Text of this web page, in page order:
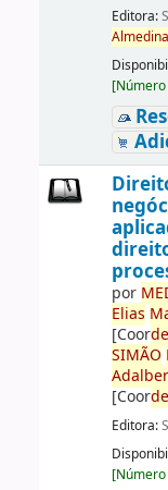
Editora:
[Número
por ME
Elias
[Coorde
SIMÃO
[Coorde
Editora:
[Número